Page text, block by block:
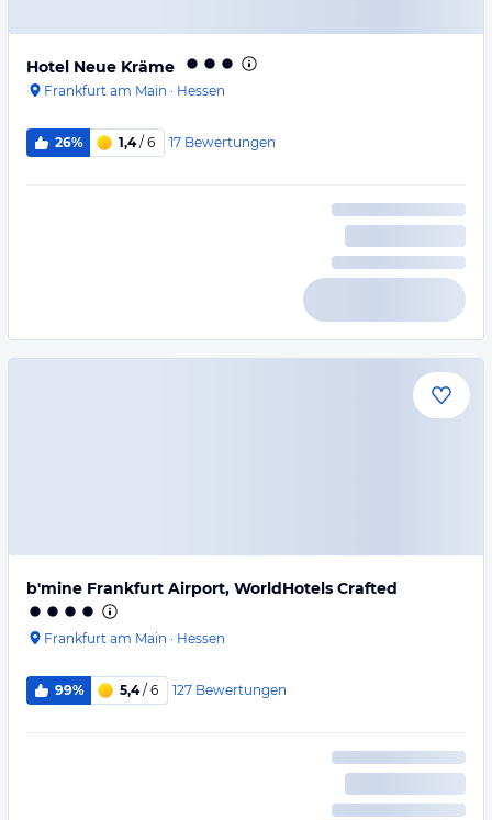
Hotel Neue Kräme
Frankfurt am Main · Hessen
26% 1,4/ 6 17 Bewertungen
b'mine Frankfurt Airport, WorldHotels Crafted
Frankfurt am Main · Hessen
99% 5,4/ 6 127 Bewertungen